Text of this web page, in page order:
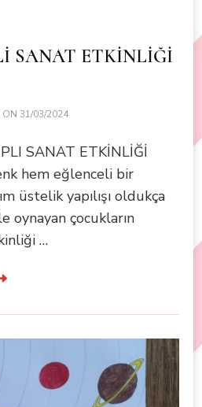
SANAT ETKİNLİĞİ
ON 31/03/2024
SANAT ETKİNLİĞİ
hem eğlenceli bir
üstelik yapılışı oldukça
oynayan çocukların
…